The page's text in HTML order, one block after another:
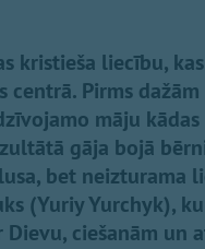
kristieša liecību,
centrā. Pirms
māju
gāja bojā
bet neizturama
(Yuriy Yurchyk),
ciešanām un